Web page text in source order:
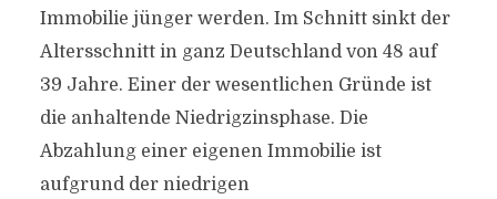
Immobilie jünger werden. Im Schnitt sinkt der
Altersschnitt in ganz Deutschland von 48 auf
39 Jahre. Einer der wesentlichen Gründe ist
die anhaltende Niedrigzinsphase. Die
Abzahlung einer eigenen Immobilie ist
aufgrund der niedrigen